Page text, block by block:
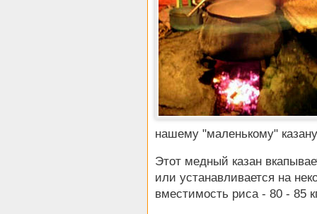
нашему "маленькому"
Этот медный казан
или устанавливается на
вместимость риса - 80 - 85